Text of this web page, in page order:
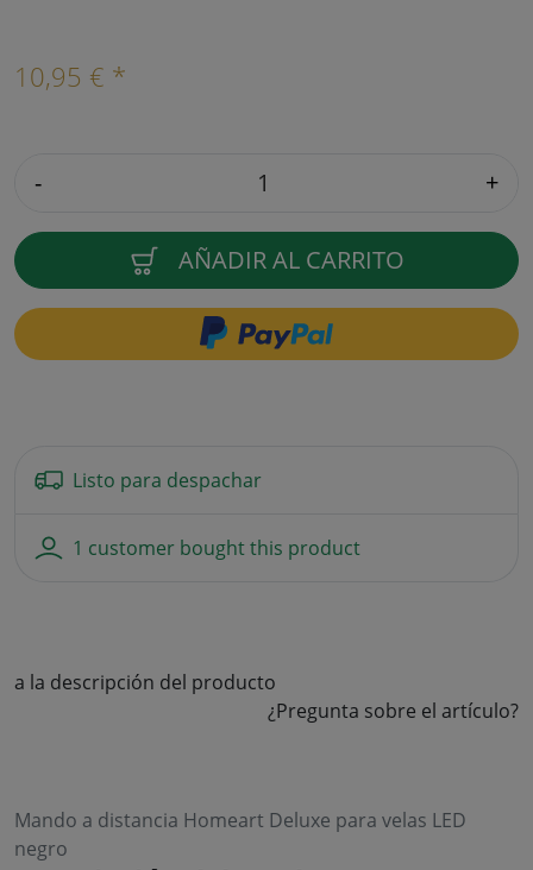
10,95 € *
- +
AÑADIR AL CARRITO
Listo para despachar
1 customer bought this product
a la descripción del producto
¿Pregunta sobre el artículo?
Mando a distancia Homeart Deluxe para velas LED
negro